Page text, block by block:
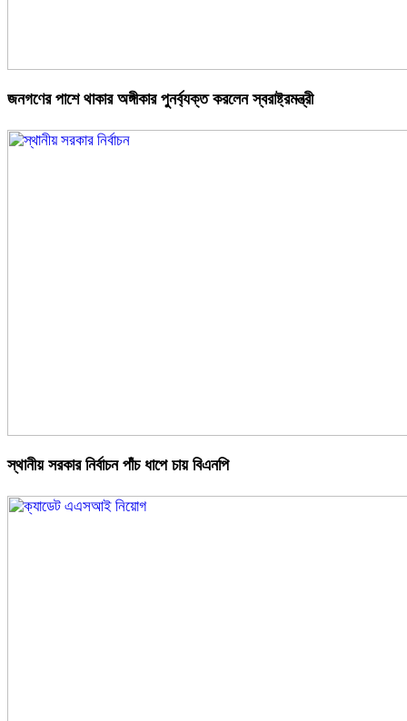
জনগণের পাশে থাকার অঙ্গীকার পুনর্ব্যক্ত করলেন স্বরাষ্ট্রমন্ত্রী
স্থানীয় সরকার নির্বাচন পাঁচ ধাপে চায় বিএনপি